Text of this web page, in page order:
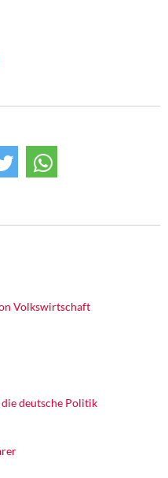
Volkswirtschaft
deutsche Politik